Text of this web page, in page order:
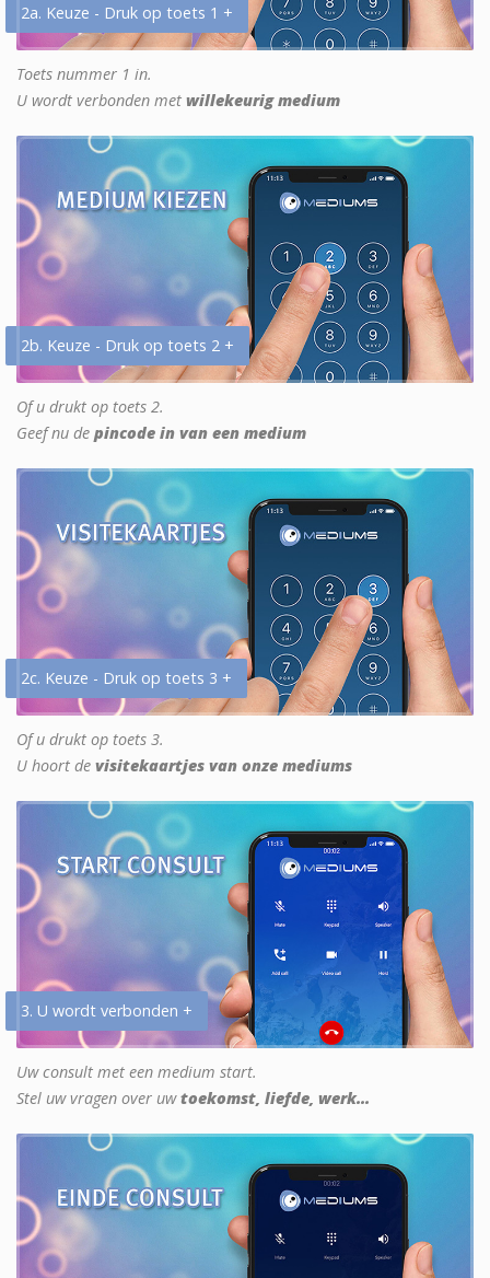
2a. Keuze - Druk op toets 1 +
Toets nummer 1 in.
U wordt verbonden met willekeurig medium
2b. Keuze - Druk op toets 2 +
Of u drukt op toets 2.
Geef nu de pincode in van een medium
2c. Keuze - Druk op toets 3 +
Of u drukt op toets 3.
U hoort de visitekaartjes van onze mediums
3. U wordt verbonden +
Uw consult met een medium start.
Stel uw vragen over uwtoekomst, liefde, werk...